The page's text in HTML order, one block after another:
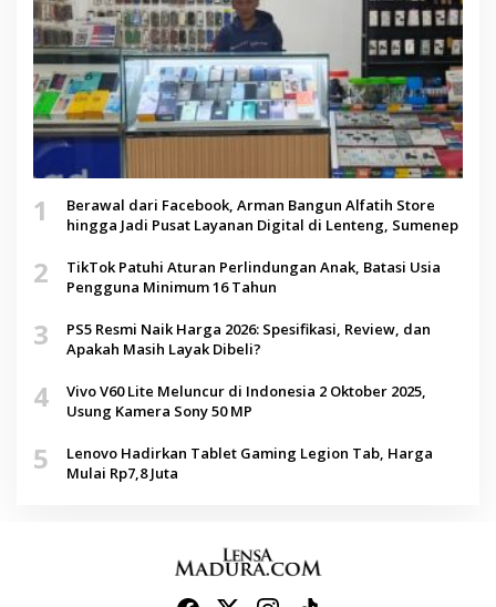
1
Berawal dari Facebook, Arman Bangun Alfatih Store
hingga Jadi Pusat Layanan Digital di Lenteng, Sumenep
2
TikTok Patuhi Aturan Perlindungan Anak, Batasi Usia
Pengguna Minimum 16 Tahun
3
PS5 Resmi Naik Harga 2026: Spesifikasi, Review, dan
Apakah Masih Layak Dibeli?
4
Vivo V60 Lite Meluncur di Indonesia 2 Oktober 2025,
Usung Kamera Sony 50 MP
5
Lenovo Hadirkan Tablet Gaming Legion Tab, Harga
Mulai Rp7,8 Juta